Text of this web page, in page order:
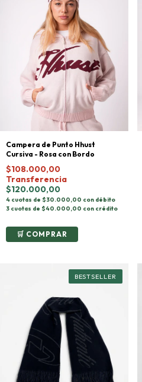
Campera de Punto Hhust
Cursiva - Rosa con Bordo
$108.000,00
Transferencia
$120.000,00
4 cuotas de $30.000,00 con débito
3 cuotas de $40.000,00 con crédito
COMPRAR